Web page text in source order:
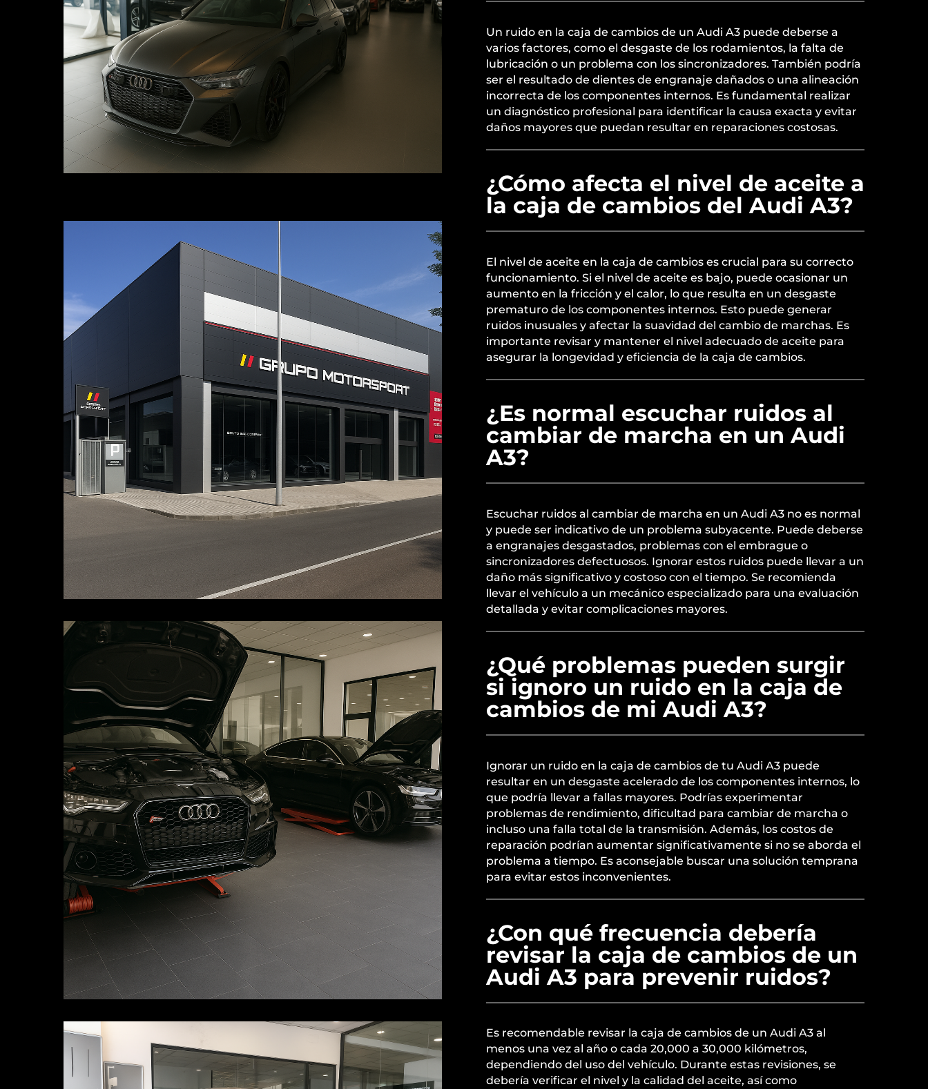
Un ruido en la caja de cambios de un Audi A3 puede deberse a
varios factores, como el desgaste de los rodamientos, la falta de
lubricación o un problema con los sincronizadores. También podría
ser el resultado de dientes de engranaje dañados o una alineación
incorrecta de los componentes internos. Es fundamental realizar
un diagnóstico profesional para identificar la causa exacta y evitar
daños mayores que puedan resultar en reparaciones costosas.
¿Cómo afecta el nivel de aceite a
la caja de cambios del Audi A3?
El nivel de aceite en la caja de cambios es crucial para su correcto
funcionamiento. Si el nivel de aceite es bajo, puede ocasionar un
aumento en la fricción y el calor, lo que resulta en un desgaste
prematuro de los componentes internos. Esto puede generar
ruidos inusuales y afectar la suavidad del cambio de marchas. Es
importante revisar y mantener el nivel adecuado de aceite para
asegurar la longevidad y eficiencia de la caja de cambios.
¿Es normal escuchar ruidos al
cambiar de marcha en un Audi
A3?
Escuchar ruidos al cambiar de marcha en un Audi A3 no es normal
y puede ser indicativo de un problema subyacente. Puede deberse
a engranajes desgastados, problemas con el embrague o
sincronizadores defectuosos. Ignorar estos ruidos puede llevar a un
daño más significativo y costoso con el tiempo. Se recomienda
llevar el vehículo a un mecánico especializado para una evaluación
detallada y evitar complicaciones mayores.
¿Qué problemas pueden surgir
si ignoro un ruido en la caja de
cambios de mi Audi A3?
Ignorar un ruido en la caja de cambios de tu Audi A3 puede
resultar en un desgaste acelerado de los componentes internos, lo
que podría llevar a fallas mayores. Podrías experimentar
problemas de rendimiento, dificultad para cambiar de marcha o
incluso una falla total de la transmisión. Además, los costos de
reparación podrían aumentar significativamente si no se aborda el
problema a tiempo. Es aconsejable buscar una solución temprana
para evitar estos inconvenientes.
¿Con qué frecuencia debería
revisar la caja de cambios de un
Audi A3 para prevenir ruidos?
Es recomendable revisar la caja de cambios de un Audi A3 al
menos una vez al año o cada 20,000 a 30,000 kilómetros,
dependiendo del uso del vehículo. Durante estas revisiones, se
debería verificar el nivel y la calidad del aceite, así como